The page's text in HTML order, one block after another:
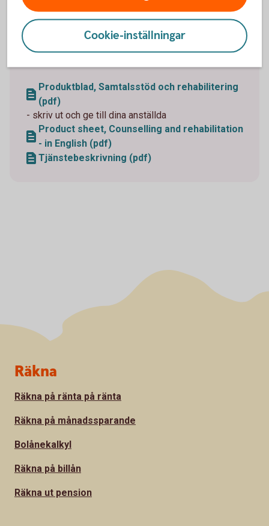
Mer information
Produktblad, Samtalsstöd och rehabilitering
(pdf)
- skriv ut och ge till dina anställda
Product sheet, Counselling and rehabilitation
- in English (pdf)
Tjänstebeskrivning (pdf)
Cookie-inställningar
Sidfot
Räkna
Räkna på ränta på ränta
Räkna på månadssparande
Bolånekalkyl
Räkna på billån
Räkna ut pension